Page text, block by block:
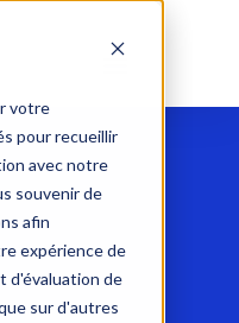
votre
pour recueillir
avec notre
souvenir de
afin
expérience de
d'évaluation de
sur d'autres